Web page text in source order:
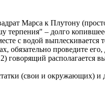
Марса к Плутону
– долго
с водой
обязательно проведите
говорящий располагается
(свои и окружающих)